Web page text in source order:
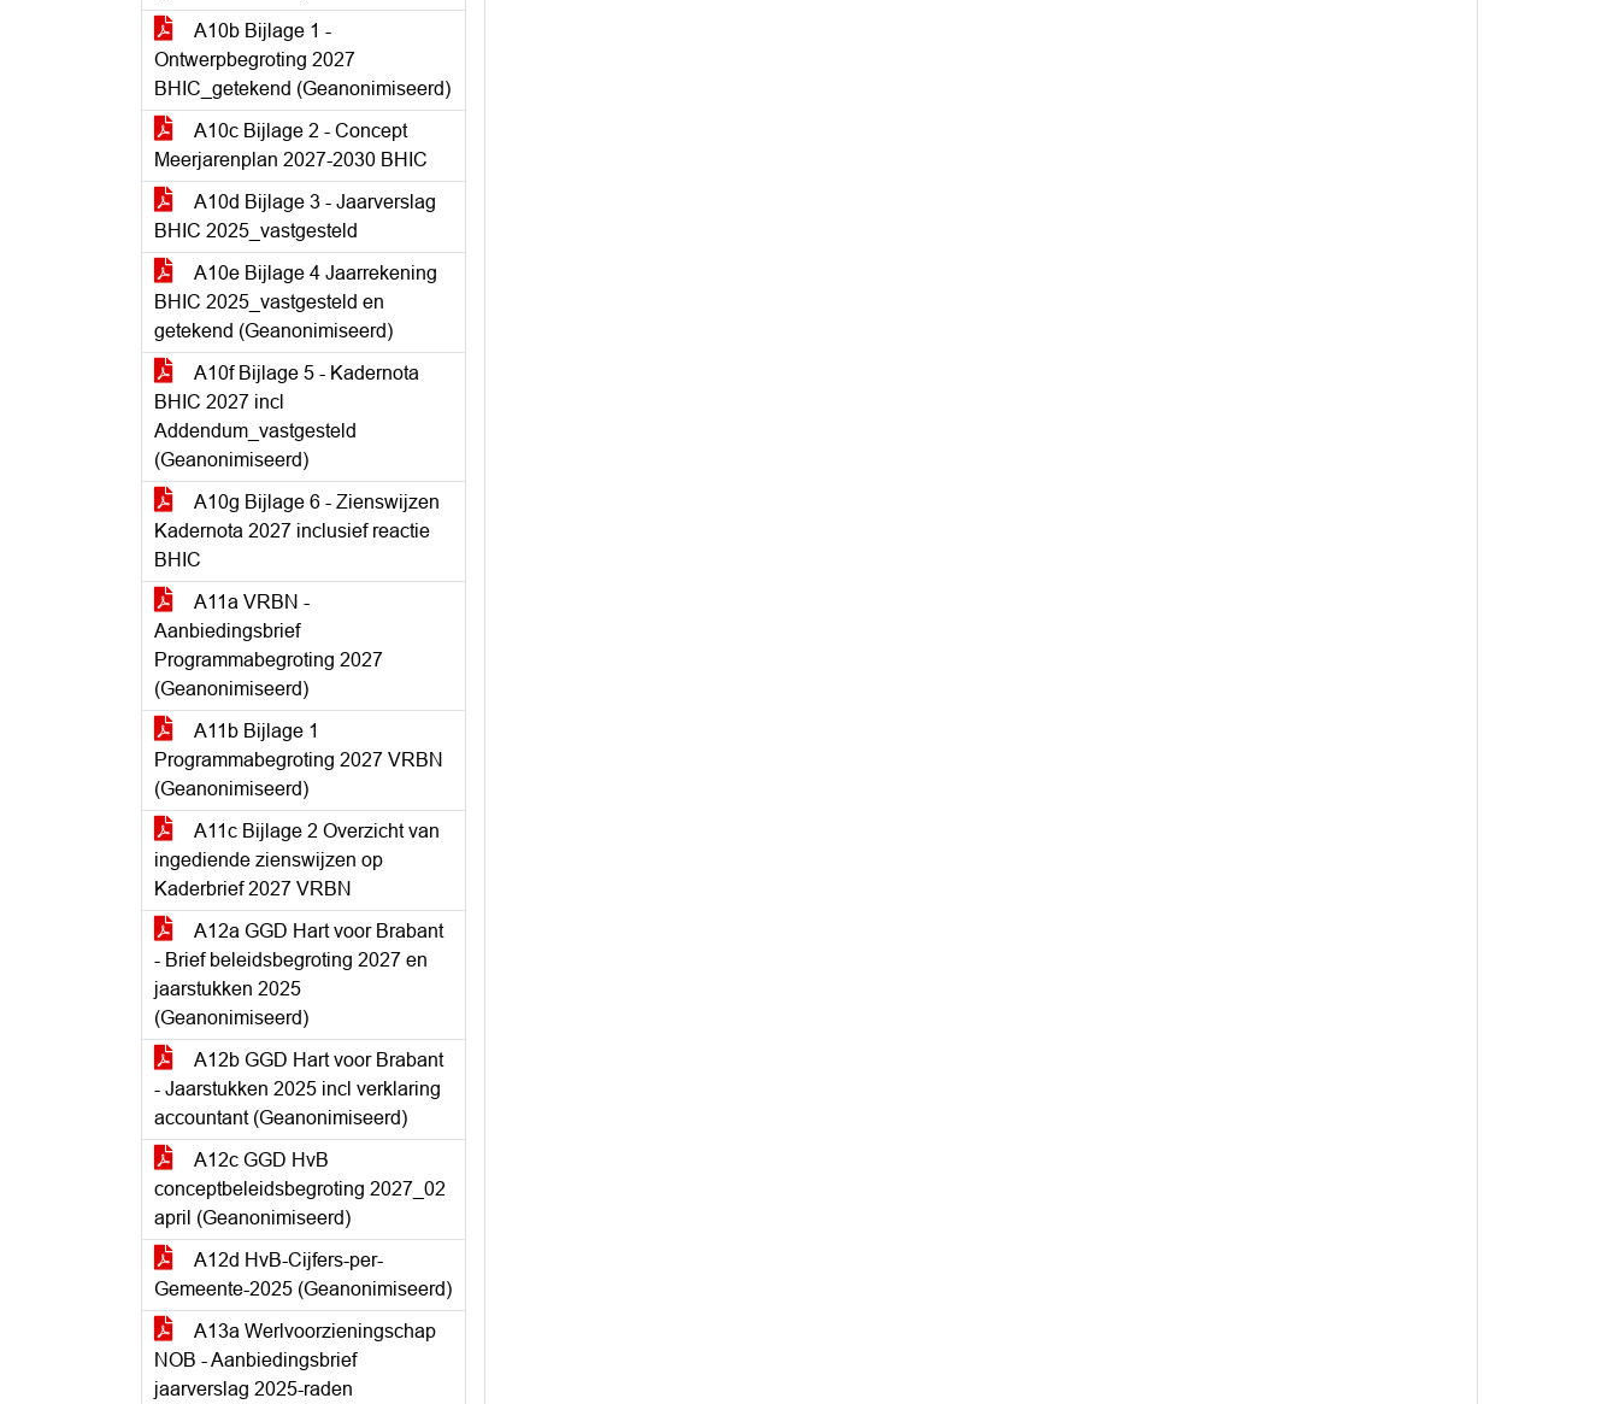
A10b Bijlage 1 -
Ontwerpbegroting 2027
BHIC_getekend (Geanonimiseerd)
A10c Bijlage 2 - Concept
Meerjarenplan 2027-2030 BHIC
A10d Bijlage 3 - Jaarverslag
BHIC 2025_vastgesteld
A10e Bijlage 4 Jaarrekening
BHIC 2025_vastgesteld en
getekend (Geanonimiseerd)
A10f Bijlage 5 - Kadernota
BHIC 2027 incl
Addendum_vastgesteld
(Geanonimiseerd)
A10g Bijlage 6 - Zienswijzen
Kadernota 2027 inclusief reactie
BHIC
A11a VRBN -
Aanbiedingsbrief
Programmabegroting 2027
(Geanonimiseerd)
A11b Bijlage 1
Programmabegroting 2027 VRBN
(Geanonimiseerd)
A11c Bijlage 2 Overzicht van
ingediende zienswijzen op
Kaderbrief 2027 VRBN
A12a GGD Hart voor Brabant
- Brief beleidsbegroting 2027 en
jaarstukken 2025
(Geanonimiseerd)
A12b GGD Hart voor Brabant
- Jaarstukken 2025 incl verklaring
accountant (Geanonimiseerd)
A12c GGD HvB
conceptbeleidsbegroting 2027_02
april (Geanonimiseerd)
A12d HvB-Cijfers-per-
Gemeente-2025 (Geanonimiseerd)
A13a Werlvoorzieningschap
NOB - Aanbiedingsbrief
jaarverslag 2025-raden